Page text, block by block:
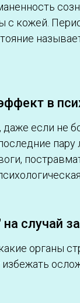
кожей.
в
если не
случай
органы